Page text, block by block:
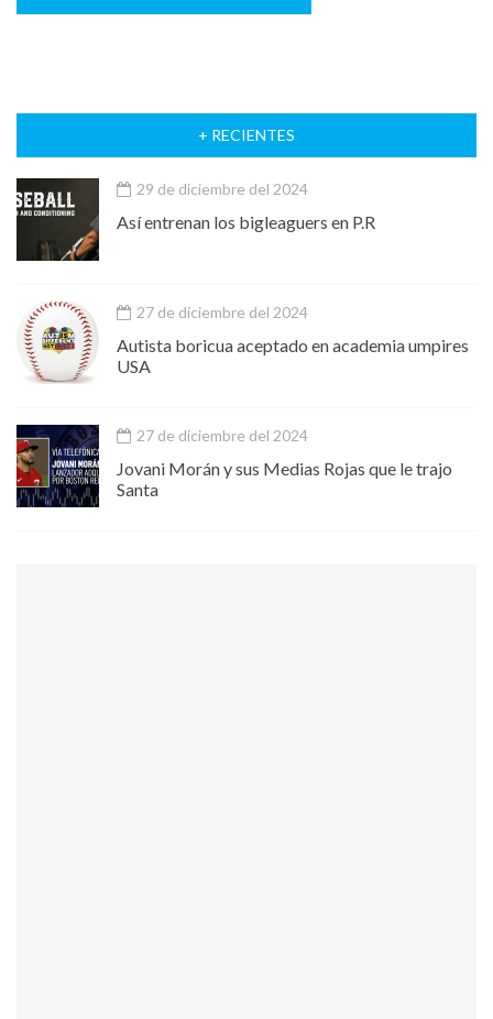
+ RECIENTES
29 de diciembre del 2024
Así entrenan los bigleaguers en P.R
27 de diciembre del 2024
Autista boricua aceptado en academia umpires
USA
27 de diciembre del 2024
Jovani Morán y sus Medias Rojas que le trajo
Santa